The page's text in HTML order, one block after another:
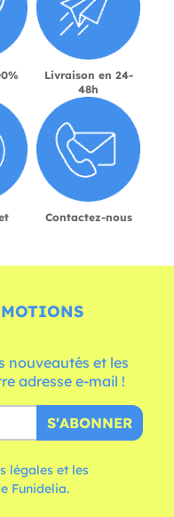
Livraison en 24-
48h
Contactez-nous
nouveautés et les
adresse e-mail !
S'ABONNER
légales et les
Funidelia.